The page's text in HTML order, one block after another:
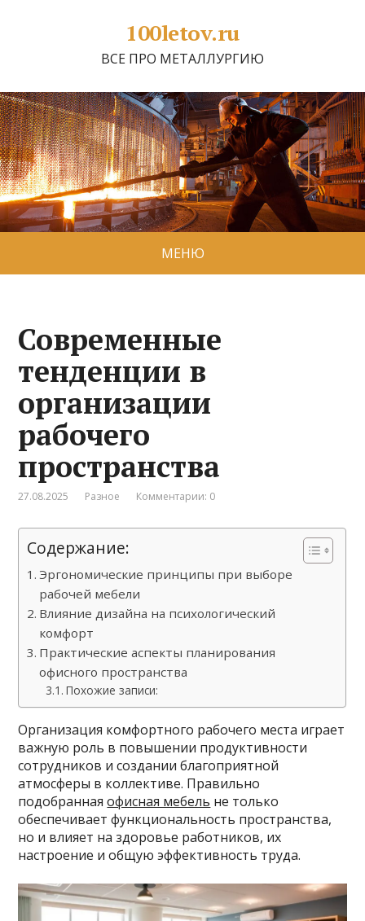
100letov.ru
ВСЕ ПРО МЕТАЛЛУРГИЮ
МЕНЮ
Современные
тенденции в
организации
рабочего
пространства
27.08.2025 Разное Комментарии: 0
Содержание:
Эргономические принципы при выборе
рабочей мебели
Влияние дизайна на психологический
комфорт
Практические аспекты планирования
офисного пространства
Похожие записи:
Организация комфортного рабочего места играет
важную роль в повышении продуктивности
сотрудников и создании благоприятной
атмосферы в коллективе. Правильно
подобраннаяофисная мебель не только
обеспечивает функциональность пространства,
но и влияет на здоровье работников, их
настроение и общую эффективность труда.